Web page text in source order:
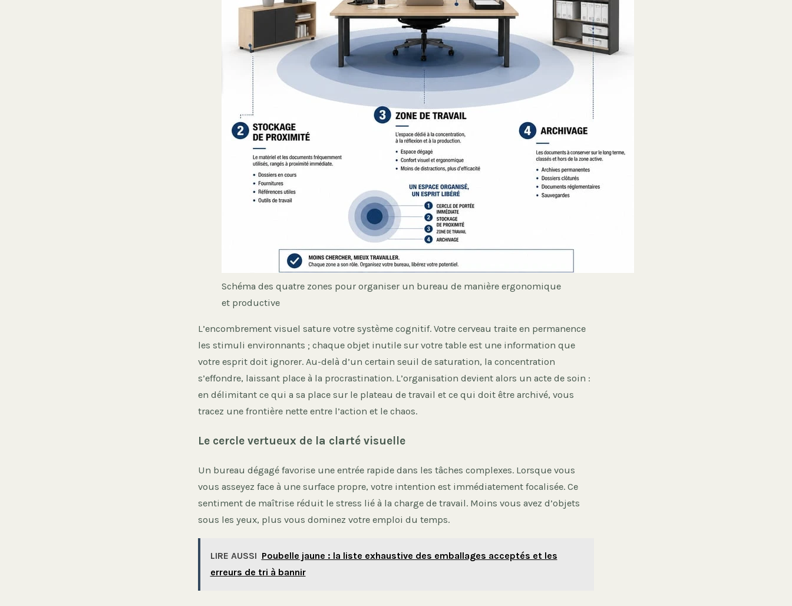
Schéma des quatre zones pour organiser un bureau de manière ergonomique
et productive
L’encombrement visuel sature votre système cognitif. Votre cerveau traite en permanence
les stimuli environnants ; chaque objet inutile sur votre table est une information que
votre esprit doit ignorer. Au-delà d’un certain seuil de saturation, la concentration
s’effondre, laissant place à la procrastination. L’organisation devient alors un acte de soin :
en délimitant ce qui a sa place sur le plateau de travail et ce qui doit être archivé, vous
tracez une frontière nette entre l’action et le chaos.
Le cercle vertueux de la clarté visuelle
Un bureau dégagé favorise une entrée rapide dans les tâches complexes. Lorsque vous
vous asseyez face à une surface propre, votre intention est immédiatement focalisée. Ce
sentiment de maîtrise réduit le stress lié à la charge de travail. Moins vous avez d’objets
sous les yeux, plus vous dominez votre emploi du temps.
LIRE AUSSI Poubelle jaune : la liste exhaustive des emballages acceptés et les
erreurs de tri à bannir